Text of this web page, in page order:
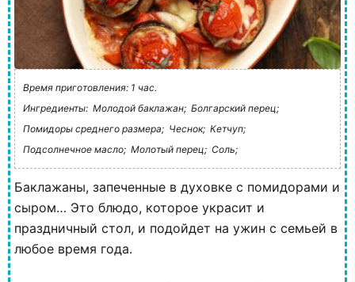
Время приготовления: 1 час.
Ингредиенты: Молодой баклажан; Болгарский перец;
Помидоры среднего размера; Чеснок; Кетчуп;
Подсолнечное масло; Молотый перец; Соль;
Баклажаны, запеченные в духовке с помидорами и
сыром… Это блюдо, которое украсит и
праздничный стол, и подойдет на ужин с семьей в
любое время года.